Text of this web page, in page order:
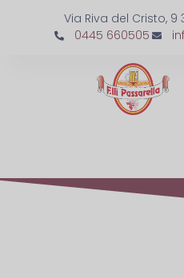
Via Riva del Cristo, 9
0445 660505